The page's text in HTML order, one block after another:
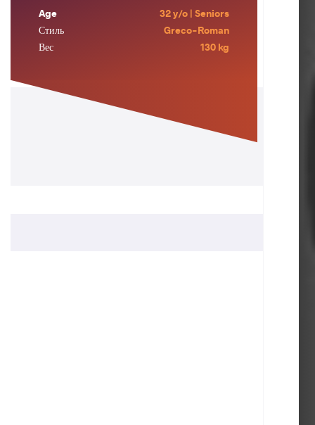
Age
32 y/o | Seniors
Стиль
Greco-Roman
Вес
130 kg